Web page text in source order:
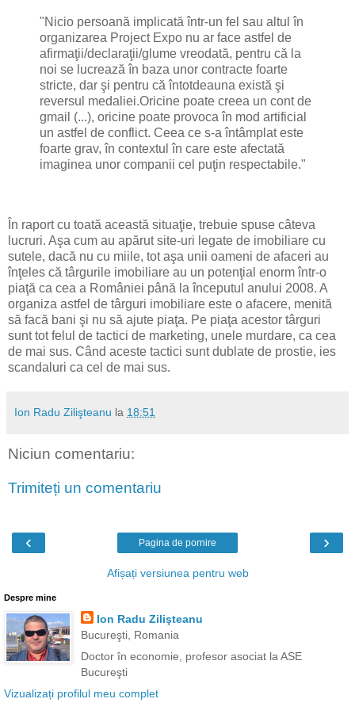
"Nicio persoană implicată într-un fel sau altul în
organizarea Project Expo nu ar face astfel de
afirmaţii/declaraţii/glume vreodată, pentru că la
noi se lucrează în baza unor contracte foarte
stricte, dar şi pentru că întotdeauna există şi
reversul medaliei.Oricine poate creea un cont de
gmail (...), oricine poate provoca în mod artificial
un astfel de conflict. Ceea ce s-a întâmplat este
foarte grav, în contextul în care este afectată
imaginea unor companii cel puţin respectabile."
În raport cu toată această situaţie, trebuie spuse câteva
lucruri. Aşa cum au apărut site-uri legate de imobiliare cu
sutele, dacă nu cu miile, tot aşa unii oameni de afaceri au
înţeles că târgurile imobiliare au un potenţial enorm într-o
piaţă ca cea a României până la începutul anului 2008. A
organiza astfel de târguri imobiliare este o afacere, menită
să facă bani şi nu să ajute piaţa. Pe piaţa acestor târguri
sunt tot felul de tactici de marketing, unele murdare, ca cea
de mai sus. Când aceste tactici sunt dublate de prostie, ies
scandaluri ca cel de mai sus.
Ion Radu Zilişteanu la 18:51
Niciun comentariu:
Trimiteți un comentariu
‹ ›
Pagina de pornire
Afișați versiunea pentru web
Despre mine
Ion Radu Zilişteanu
Bucureşti, Romania
Doctor în economie, profesor asociat la ASE
Bucureşti
Vizualizați profilul meu complet